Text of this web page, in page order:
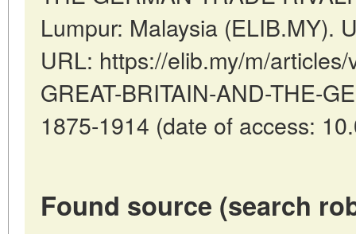
Lumpur: Malaysia (ELIB.MY).
URL: https://elib.my/m/
GREAT-BRITAIN-AND-THE-
1875-1914 (date of access:
Found source (search